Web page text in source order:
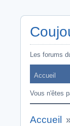
Les forums
Accueil
Vous n'êtes
Accueil